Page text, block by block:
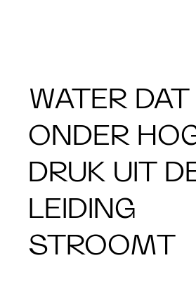
WATER DAT
ONDER
DRUK UIT
LEIDING
STROOMT